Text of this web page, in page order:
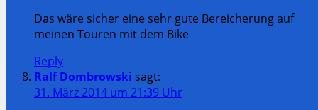
Das wäre sicher eine sehr gute Bereicherung auf
meinen Touren mit dem Bike
Reply
Ralf Dombrowski sagt:
31. März 2014 um 21:39 Uhr